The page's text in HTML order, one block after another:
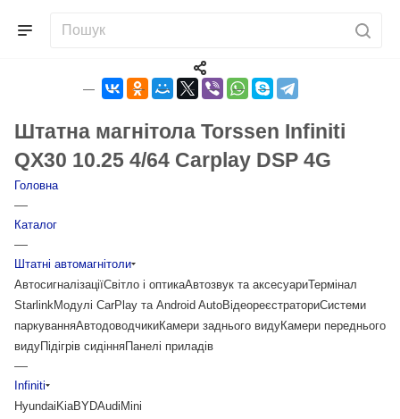
Штатна магнітола Torssen Infiniti
QX30 10.25 4/64 Carplay DSP 4G
Головна
—
Каталог
—
Штатні автомагнітоли
АвтосигналізаціїСвітло і оптикаАвтозвук та аксесуариТермінал
StarlinkМодулі CarPlay та Android AutoВідеореєстраториСистеми
паркуванняАвтодоводчикиКамери заднього видуКамери переднього
видуПідігрів сидінняПанелі приладів
—
Infiniti
Hyundai KiaBYDAudi Mini